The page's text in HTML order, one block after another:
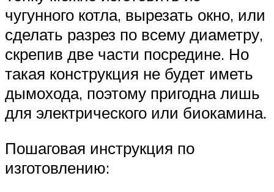
чугунного котла, вырезать окно, или
сделать разрез по всему диаметру,
скрепив две части посредине. Но
такая конструкция не будет иметь
дымохода, поэтому пригодна лишь
для электрического или биокамина.
Пошаговая инструкция по
изготовлению: